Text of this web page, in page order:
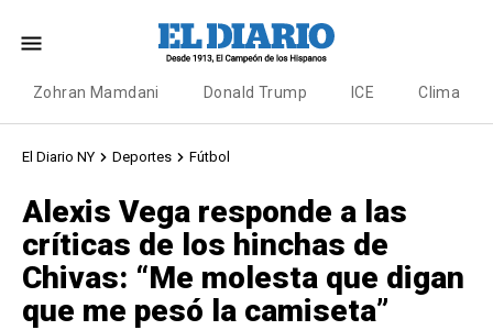
Zohran Mamdani Donald Trump ICE Clima
El Diario NY Deportes Fútbol
Alexis Vega responde a las
críticas de los hinchas de
Chivas: “Me molesta que digan
que me pesó la camiseta”